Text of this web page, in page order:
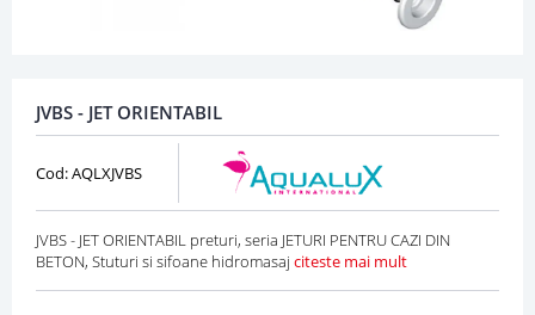
JVBS - JET ORIENTABIL
Cod: AQLXJVBS
JVBS - JET ORIENTABIL preturi, seria JETURI PENTRU CAZI DIN
BETON, Stuturi si sifoane hidromasaj citeste mai mult